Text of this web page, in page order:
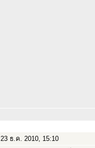
23 ธ.ค. 2010, 15:10